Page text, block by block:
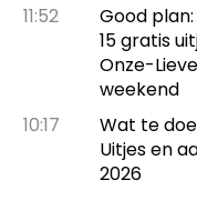
11:52
Good
15 gratis
Onze-
weekend
10:17
Wat te
Uitjes en
2026